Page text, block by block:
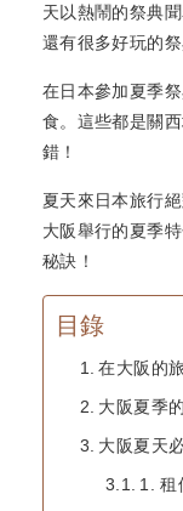
天以熱鬧的祭典
還有很多好玩的
在日本參加夏季
食。這些都是關
錯！
夏天來日本旅行
大阪舉行的夏季
秘訣！
目錄
在大阪的
大阪夏季
大阪夏天
1. 租